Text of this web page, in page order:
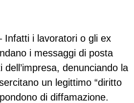
Infatti i lavoratori o gli ex
i messaggi di posta
dell’impresa, denunciando la
un legittimo “diritto
di diffamazione.